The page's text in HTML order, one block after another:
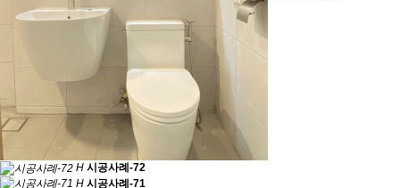
H 시공사례-72
H 시공사례-71